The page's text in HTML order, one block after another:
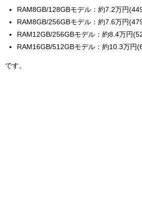
RAM8GB/128GBモデル：約7.2万円
RAM8GB/256GBモデル：約7.6万円
RAM12GB/256GBモデル：約8.4万円
RAM16GB/512GBモデル：約10.3万円
です。